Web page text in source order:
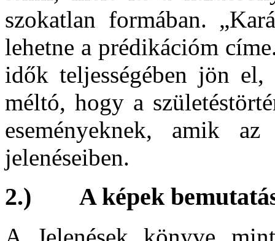
szokatlan formában.
lehetne a prédikációm
idők teljességében jön
méltó, hogy a
eseményeknek, amik
jelenéseiben.
2.) A képek